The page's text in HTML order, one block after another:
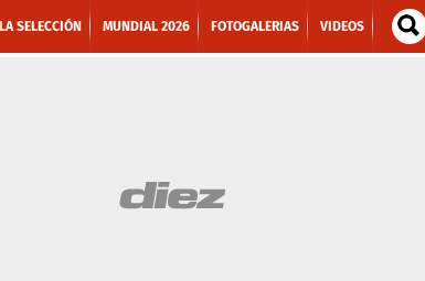
LA SELECCIÓN MUNDIAL 2026 FOTOGALERIAS VIDEOS